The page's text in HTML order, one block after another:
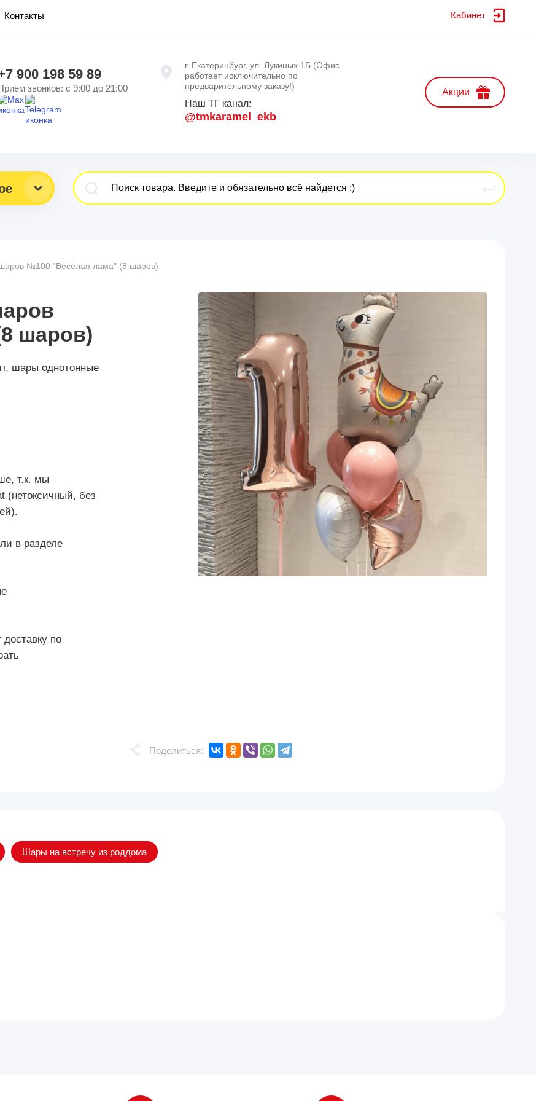
Контакты Кабинет
900 198 59 89
звонков: с 9:00 до 21:00
г. Екатеринбург, ул. Лукиных 1Б (Офис
работает исключительно по
предварительному заказу!)
Наш ТГ канал:
@tmkaramel_ekb
Акции
№100 "Весёлая лама" (8 шаров)
шаров)
шары однотонные
т.к. мы
(нетоксичный, без
в разделе
по
Поделиться:
Шары на встречу из роддома